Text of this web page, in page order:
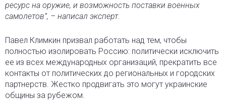
ресурс на оружие, и возможность поставки военных
самолетов”, – написал эксперт.
Павел Климкин призвал работать над тем, чтобы
полностью изолировать Россию: политически исключить
ее из всех международных организаций, прекратить все
контакты от политических до региональных и городских
партнерств. Жестко продвигать это могут украинские
общины за рубежом.